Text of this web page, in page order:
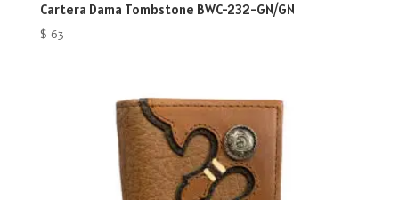
Cartera Dama Tombstone BWC-232-GN/GN
$ 63